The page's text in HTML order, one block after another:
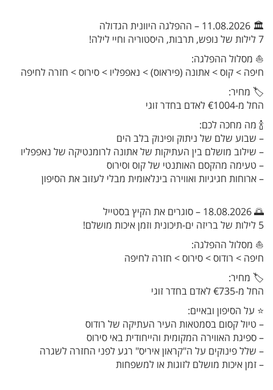
🏛️ 11.08.2026 – ההפלגה היוונית הגדולה
7 לילות של נופש, תרבות, היסטוריה וחיי לילה!
⛵ מסלול ההפלגה:
חיפה > קוס > אתונה (פיראוס) > נאפפליו > סירוס > חזרה לחיפה
🏷️ מחיר:
החל מ-€1004 לאדם בחדר זוגי
🍾 מה מחכה לכם:
– שבוע שלם של ניתוק ופינוק בלב הים
– שילוב מושלם בין העתיקות של אתונה לרומנטיקה של נאפפליו
– טעימה מהקסם האותנטי של קוס וסירוס
– ארוחות חגיגיות ואווירה בינלאומית מבלי לעזוב את הסיפון
🌅 18.08.2026 – סוגרים את הקיץ בסטייל
5 לילות של בריזה ים-תיכונית וזמן איכות מושלם!
⛵ מסלול ההפלגה:
חיפה > רודוס > סירוס > חזרה לחיפה
🏷️ מחיר:
החל מ-€735 לאדם בחדר זוגי
⭐ על הסיפון ובאיים:
– טיול קסום בסמטאות העיר העתיקה של רודוס
– ספיגת האווירה המקומית והייחודית באי סירוס
– שלל פינוקים על ה"קראון איריס" רגע לפני החזרה לשגרה
– זמן איכות מושלם לזוגות או למשפחות